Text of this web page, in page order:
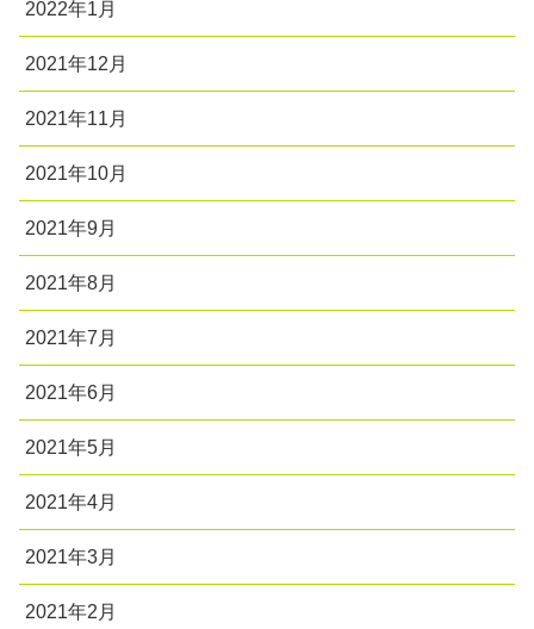
2022年1月
2021年12月
2021年11月
2021年10月
2021年9月
2021年8月
2021年7月
2021年6月
2021年5月
2021年4月
2021年3月
2021年2月